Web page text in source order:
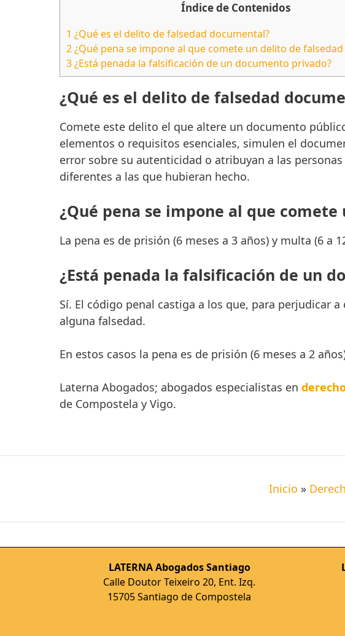
Índice de Contenidos
1 ¿Qué es el delito de falsedad documental?
2¿Qué pena se impone al que comete un delito de
3¿Está penada la falsificación de un documento privado?
¿Qué es el delito de falsedad
Comete este delito el que altere un documento
elementos o requisitos esenciales, simulen el
error sobre su autenticidad o atribuyan a las
diferentes a las que hubieran hecho.
¿Qué pena se impone al que
La pena es de prisión (6 meses a 3 años) y multa (6 a
¿Está penada la falsificación de un
Sí. El código penal castiga a los que, para perjudicar
alguna falsedad.
En estos casos la pena es de prisión (6 meses a 2
Laterna Abogados; abogados especialistas en
de Compostela y Vigo.
Inicio »
LATERNA Abogados Santiago
Calle Doutor Teixeiro 20, Ent. Izq.
15705 Santiago de Compostela